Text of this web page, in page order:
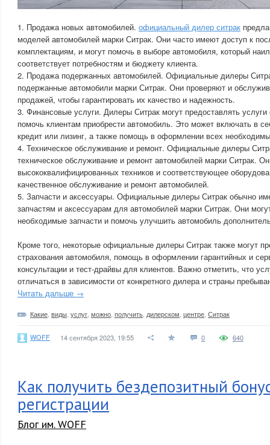
1. Продажа новых автомобилей. официальный дилер ситрак
моделей автомобилей марки Ситрак. Они часто имеют доступ к
комплектациям, и могут помочь в выборе автомобиля, который
соответствует потребностям и бюджету клиента.
2. Продажа подержанных автомобилей. Официальные дилеры
подержанные автомобили марки Ситрак. Они проверяют и
продажей, чтобы гарантировать их качество и надежность.
3. Финансовые услуги. Дилеры Ситрак могут предоставлять
помочь клиентам приобрести автомобиль. Это может включать в
кредит или лизинг, а также помощь в оформлении всех
4. Техническое обслуживание и ремонт. Официальные дилеры
техническое обслуживание и ремонт автомобилей марки Ситрак.
высококвалифицированных техников и соответствующее
качественное обслуживание и ремонт автомобилей.
5. Запчасти и аксессуары. Официальные дилеры Ситрак обычно
запчастям и аксессуарам для автомобилей марки Ситрак. Они
необходимые запчасти и помочь улучшить автомобиль
Кроме того, некоторые официальные дилеры Ситрак также могут
страхования автомобиля, помощь в оформлении гарантийных и
консультации и тест-драйвы для клиентов. Важно отметить, что
отличаться в зависимости от конкретного дилера и страны
Читать дальше →
Какие виды услуг можно получить дилерском центре Ситрак
WOFF 14 сентября 2023, 19:55 0 640
Как получить бездепозитный
регистрации
Блог им. WOFF